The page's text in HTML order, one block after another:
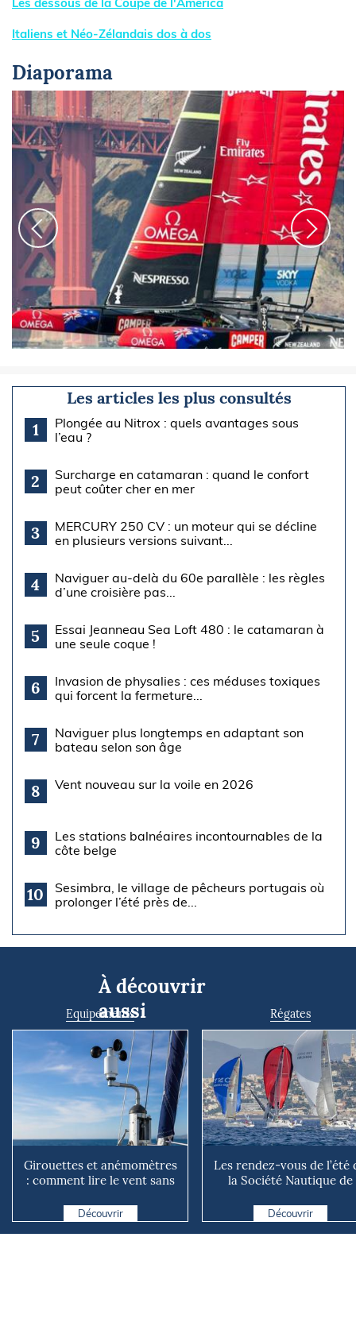
Italiens et Néo-Zélandais dos à dos
Diaporama
Les articles les plus consultés
1
Plongée au Nitrox : quels avantages sous
l’eau ?
2
Surcharge en catamaran : quand le confort
peut coûter cher en mer
3
MERCURY 250 CV : un moteur qui se décline
en plusieurs versions suivant...
4
Naviguer au-delà du 60e parallèle : les règles
d’une croisière pas...
5
Essai Jeanneau Sea Loft 480 : le catamaran à
une seule coque !
6
Invasion de physalies : ces méduses toxiques
qui forcent la fermeture...
7
Naviguer plus longtemps en adaptant son
bateau selon son âge
8 Vent nouveau sur la voile en 2026
9
Les stations balnéaires incontournables de la
côte belge
10
Sesimbra, le village de pêcheurs portugais où
prolonger l’été près de...
À découvrir
aussi
Equipements
Girouettes et anémomètres
: comment lire le vent sans
Découvrir
Régates
Les rendez-vous de l’été
la Société Nautique de
Découvrir